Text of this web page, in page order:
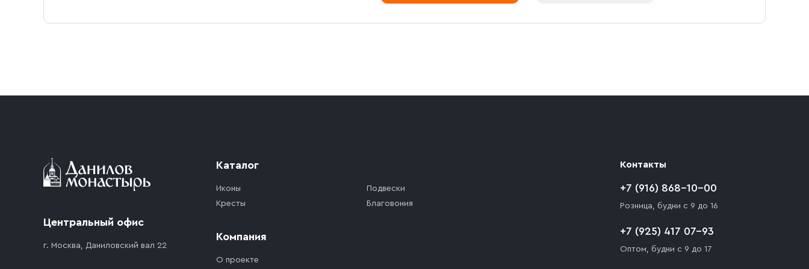
доставка осуществляется до ближайшего места, которое максимально близко к месту запланированной разгрузки товара и не нарушает правила
Центральный офис
г. Москва, Даниловский вал 22
Каталог
Иконы
Кресты
Подвески
Благовония
Компания
О проекте
Контакты
+7 (916) 868-10-00
Розница, будни с 9 до 16
+7 (925) 417 07-93
Оптом, будни с 9 до 17